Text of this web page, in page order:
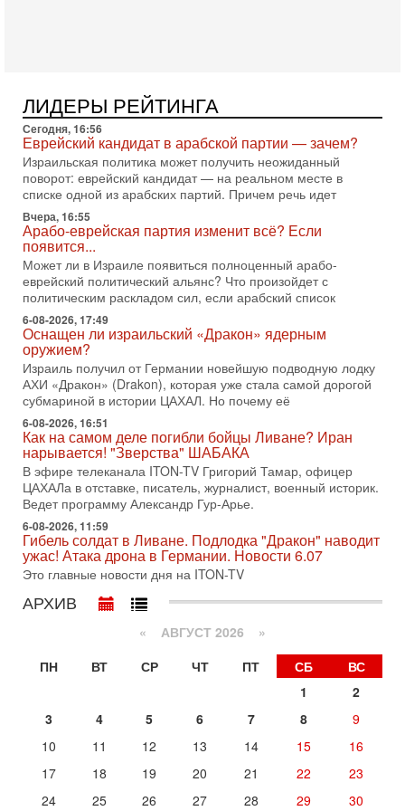
02/08/2026
Президент США Дональд Трамп сегодня заявил об отмене
подготовленного удара по Ирану после обращений
Тегерана и других стран региона. По его словам,
1-08-2026, 17:50
«Русский голос» Израиля: кто заберет его на этот
раз?
Голоса русскоязычных репатриантов не раз кардинально
меняли политический ландшафт Израиля. Достаточно
вспомнить взлет партии «Исраэль ба-алия», когда
31-07-2026, 17:00
Тайны закрытых дверей: о чём на самом деле
молчат Трамп и Нетаньяху?
Недавний визит премьер-министра Израиля Биньямина
Нетаньяху в США и его встреча с Дональдом Трампом
оставили больше вопросов, чем ответов. Полная
31-07-2026, 15:18
Иран готовит покушение на Нетаниягу! Трамп не
хочет эскалации, но КСИР готовит взрыв!
В эфире телеканала ITON-TV СЕРГЕЙ МИГДАЛЬ, эксперт
по вопросам безопасности, офицер запаса
Международного управления полиции Израиля, автор
31-07-2026, 09:02
Битва за разоружение ХАМАСа - НОВОСТИ
31/07/2026
Сегодня президент США Дональд Трамп заявил о
достижении исторического соглашения о полном
разоружении ХАМАСа и других вооруженных группировок в
30-07-2026, 17:59
Иран доведет Трампа до крайних мер? Разбор и
оценка от военного обозревателя Давида Шарпа
Ситуация вокруг противостояния Ирана и США накаляется
с каждым днем. Почему Трамп в самый последний момент
отменил решение о нанесении тяжелых ударов
Покупатель авиакомпании «Аркия» намерен
запретить полеты по субботам!
разгорается громкий конфликт.
Сегодня, 16:56
ЛИДЕРЫ РЕЙТИНГА
Сегодня, 16:56
Еврейский кандидат в арабской партии — зачем?
Израильская политика может получить неожиданный
поворот: еврейский кандидат — на реальном месте в
списке одной из арабских партий. Причем речь идет
Вчера, 16:55
Арабо-еврейская партия изменит всё? Если
появится...
Может ли в Израиле появиться полноценный арабо-
еврейский политический альянс? Что произойдет с
политическим раскладом сил, если арабский список
6-08-2026, 17:49
Оснащен ли израильский «Дракон» ядерным
оружием?
Израиль получил от Германии новейшую подводную лодку
АХИ «Дракон» (Drakon), которая уже стала самой дорогой
субмариной в истории ЦАХАЛ. Но почему её
6-08-2026, 16:51
Как на самом деле погибли бойцы Ливане? Иран
нарывается! "Зверства" ШАБАКА
В эфире телеканала ITON-TV Григорий Тамар, офицер
ЦАХАЛа в отставке, писатель, журналист, военный историк.
Ведет программу Александр Гур-Арье.
6-08-2026, 11:59
Гибель солдат в Ливане. Подлодка "Дракон" наводит
ужас! Атака дрона в Германии. Новости 6.07
Это главные новости дня на ITON-TV
АРХИВ
« АВГУСТ 2026 »
ПН
ВТ СР ЧТ ПТ СБ
ВС
1
2
3
4 5 6 7 8
9
10
11 12 13 14 15
16
17
18 19 20 21 22
23
24
25 26 27 28 29
30